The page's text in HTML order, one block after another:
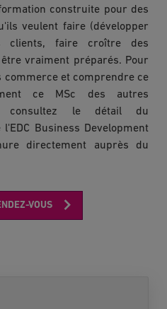
construite pour des
veulent faire (développer
clients, faire croître des
vraiment préparés. Pour
et comprendre ce
ce MSc des autres
consultez le détail du
Business Development
directement auprès du
VOUS